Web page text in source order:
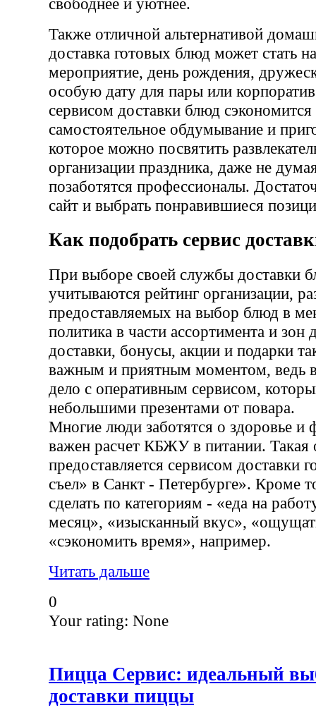
свободнее и уютнее.
Также отличной альтернативой
доставка готовых блюд может стать
мероприятие, день рождения,
особую дату для пары или
сервисом доставки блюд
самостоятельное обдумывание и
которое можно посвятить
организации праздника, даже не
позаботятся профессионалы.
сайт и выбрать понравившиеся
Как подобрать сервис
При выборе своей службы доставки
учитываются рейтинг организации,
предоставляемых на выбор блюд в
политика в части ассортимента и зон
доставки, бонусы, акции и подарки
важным и приятным моментом, ведь
дело с оперативным сервисом,
небольшими презентами от повара.
Многие люди заботятся о здоровье и
важен расчет КБЖУ в питании. Такая
предоставляется сервисом доставки
съел» в Санкт - Петербурге». Кроме
сделать по категориям - «еда на
месяц», «изысканный вкус»,
«сэкономить время», например.
Читать дальше
0
Your rating: None
Пицца Сервис: идеальный
доставки пиццы